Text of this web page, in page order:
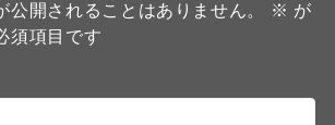
公開されることはありません。 ※ が
須項目です